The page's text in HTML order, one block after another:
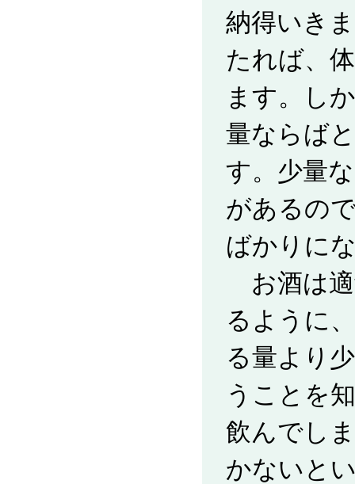
納得いき
たれば、
ます。し
量ならば
す。少量
があるの
ばかりに
お酒は適
るように
る量より
うことを
飲んでし
かないと